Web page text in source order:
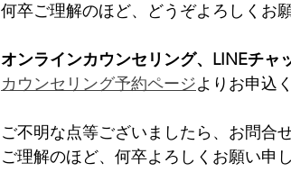
何卒ご理解のほど、どうぞよろしくお
オンラインカウンセリング、LINEチ
カウンセリング予約ページよりお申込
ご不明な点等ございましたら、お問合
ご理解のほど、何卒よろしくお願い申